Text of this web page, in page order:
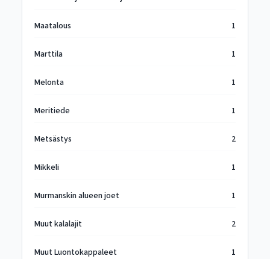
Maatalous 1
Marttila 1
Melonta 1
Meritiede 1
Metsästys 2
Mikkeli 1
Murmanskin alueen joet 1
Muut kalalajit 2
Muut Luontokappaleet 1